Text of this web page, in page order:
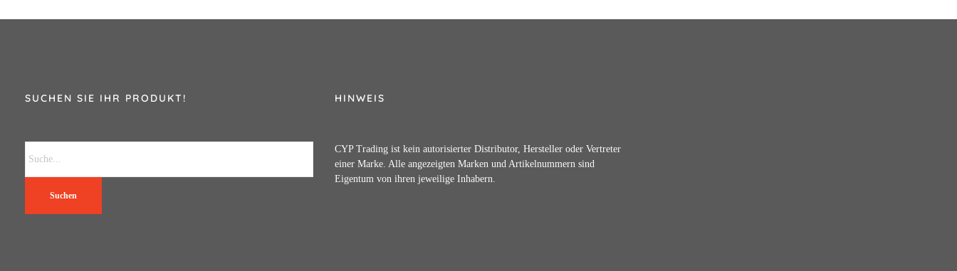
SUCHEN SIE IHR PRODUKT!
Suchen
HINWEIS
CYP Trading ist kein autorisierter Distributor, Hersteller oder Vertreter
einer Marke. Alle angezeigten Marken und Artikelnummern sind
Eigentum von ihren jeweilige Inhabern.